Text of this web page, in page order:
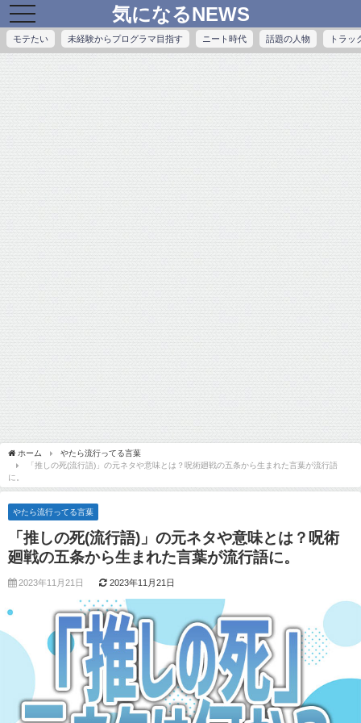
toggle
navigation
気になるNEWS
モテたい 未経験からプログラマ目指す ニート時代 話題の人物 トラッ
ホーム
やたら流行ってる言葉
「推しの死(流行語)」の元ネタや意味とは？呪術廻戦の五条から生まれた言葉が流行語
に。
やたら流行ってる言葉
「推しの死(流行語)」の元ネタや意味とは？呪術
廻戦の五条から生まれた言葉が流行語に。
2023年11月21日 2023年11月21日